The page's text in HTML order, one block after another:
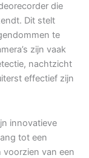
die
Dit stelt
te
zijn vaak
nachtzicht
effectief zijn
innovatieve
tot een
voorzien van een